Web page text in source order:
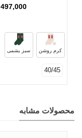
497,000 تومان
کرم روشن سبز یشمی
40/45
محصولات مشابه